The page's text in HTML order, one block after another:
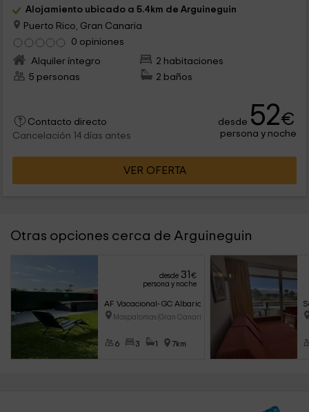
Alojamiento ubicado a 5.4km de Arguineguin
Puerto Rico, Gran Canaria
0 opiniones
Alquiler íntegro
2 habitaciones
5 personas
2 baños
Contacto directo
Cancelación 14 días antes
desde 52€
persona y noche
VER OFERTA
Otras opciones cerca de Arguineguin
desde 31
€
persona y noche
AF Vacacional- GC Albaricoque Sun & Beach
Maspalomas (Gran Canaria)
6 3 1 7km